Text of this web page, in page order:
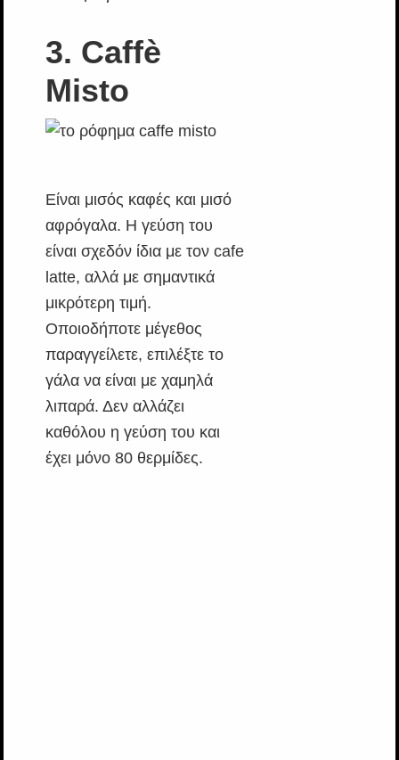
3. Caffè
Misto
Είναι μισός καφές και μισό
αφρόγαλα. Η γεύση του
είναι σχεδόν ίδια με τον cafe
latte, αλλά με σημαντικά
μικρότερη τιμή.
Οποιοδήποτε μέγεθος
παραγγείλετε, επιλέξτε το
γάλα να είναι με χαμηλά
λιπαρά. Δεν αλλάζει
καθόλου η γεύση του και
έχει μόνο 80 θερμίδες.